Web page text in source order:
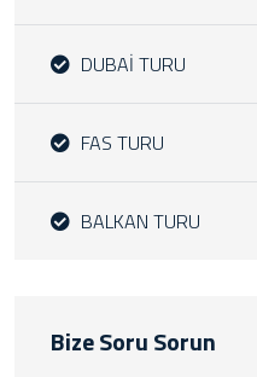
DUBAİ TURU
FAS TURU
BALKAN TURU
Bize Soru Sorun